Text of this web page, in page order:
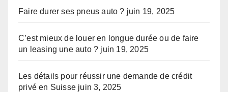
Faire durer ses pneus auto ? juin 19, 2025
C’est mieux de louer en longue durée ou de faire
un leasing une auto ? juin 19, 2025
Les détails pour réussir une demande de crédit
privé en Suisse juin 3, 2025